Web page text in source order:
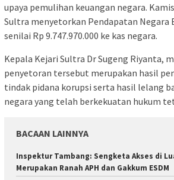
upaya pemulihan keuangan negara.
Sultra menyetorkan Pendapatan Negara
senilai Rp 9.747.970.000 ke kas negara.
Kepala Kejari Sultra Dr Sugeng Riyanta,
penyetoran tersebut merupakan hasil
tindak pidana korupsi serta hasil lelang
negara yang telah berkekuatan hukum
BACAAN LAINNYA
Inspektur Tambang: Sengketa Akses di
Merupakan Ranah APH dan Gakkum ESDM